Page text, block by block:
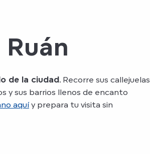
de la ciudad. Recorre sus callejuelas
y sus barrios llenos de encanto
aquíy prepara tu visita sin